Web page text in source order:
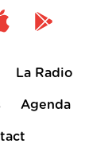
La Radio
Agenda